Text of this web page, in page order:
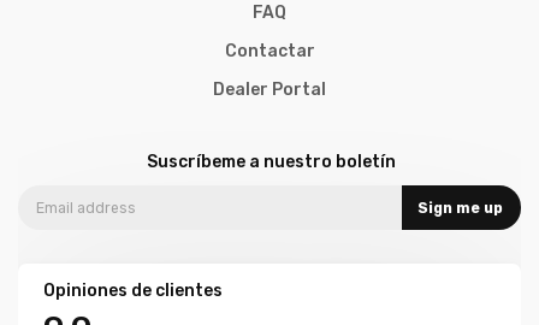
FAQ
Contactar
Dealer Portal
Suscríbeme a nuestro boletín
Sign me up
Opiniones de clientes